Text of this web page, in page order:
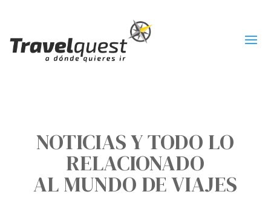
NOTICIAS Y TODO LO
RELACIONADO
AL MUNDO DE VIAJES